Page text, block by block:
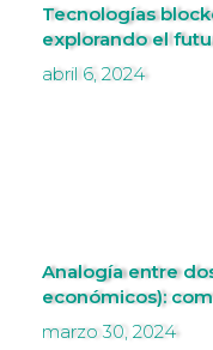
Tecnologías
explorando el
abril 6, 2024
Analogía entre
económicos):
marzo 30, 2024